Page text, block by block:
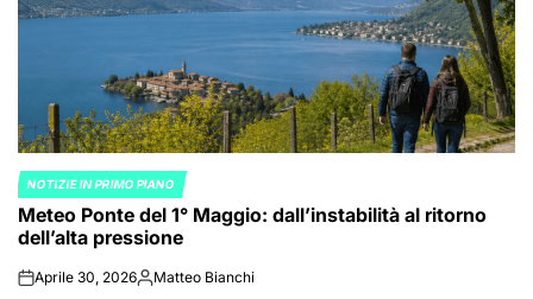
POSTED
IN
NOTIZIE IN PRIMO PIANO
Meteo Ponte del 1° Maggio: dall’instabilità al ritorno
dell’alta pressione
onAprile 30, 2026Posted
Matteo Bianchi